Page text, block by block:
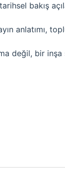
bakış
anlatımı,
değil, bir